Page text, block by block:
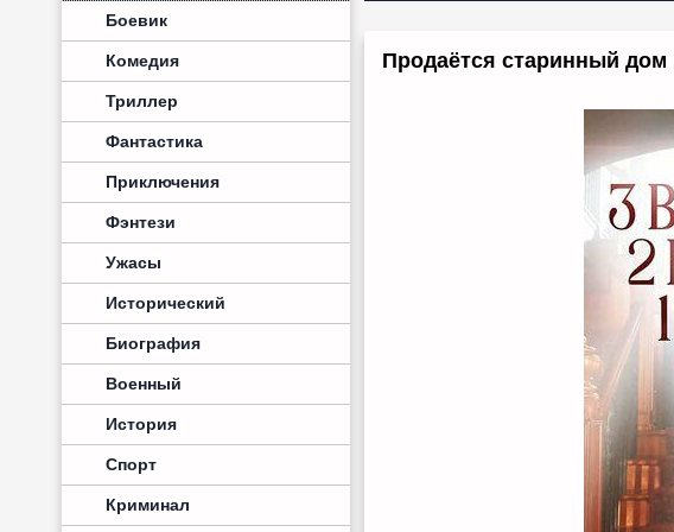
Боевик
Комедия
Триллер
Фантастика
Приключения
Фэнтези
Ужасы
Исторический
Биография
Военный
История
Спорт
Криминал
Продаётся старинный дом